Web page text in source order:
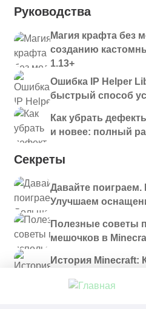
Руководства
Магия крафта без
созданию
1.13+
Ошибка IP Helper
быстрый способ
Как убрать
и новее: полный
Секреты
Давайте
Улучшаем
Полезные советы
мешочков в
История Minecraft: